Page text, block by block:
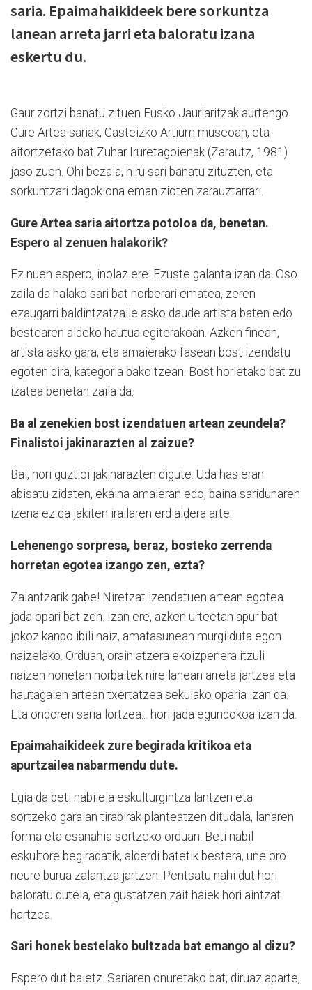
saria. Epaimahaikideek bere sorkuntza
lanean arreta jarri eta baloratu izana
eskertu du.
Gaur zortzi banatu zituen Eusko Jaurlaritzak aurtengo
Gure Artea sariak, Gasteizko Artium museoan, eta
aitortzetako bat Zuhar Iruretagoienak (Zarautz, 1981)
jaso zuen. Ohi bezala, hiru sari banatu zituzten, eta
sorkuntzari dagokiona eman zioten zarauztarrari.
Gure Artea saria aitortza potoloa da, benetan.
Espero al zenuen halakorik?
Ez nuen espero, inolaz ere. Ezuste galanta izan da. Oso
zaila da halako sari bat norberari ematea, zeren
ezaugarri baldintzatzaile asko daude artista baten edo
bestearen aldeko hautua egiterakoan. Azken finean,
artista asko gara, eta amaierako fasean bost izendatu
egoten dira, kategoria bakoitzean. Bost horietako bat zu
izatea benetan zaila da.
Ba al zenekien bost izendatuen artean zeundela?
Finalistoi jakinarazten al zaizue?
Bai, hori guztioi jakinarazten digute. Uda hasieran
abisatu zidaten, ekaina amaieran edo, baina saridunaren
izena ez da jakiten irailaren erdialdera arte.
Lehenengo sorpresa, beraz, bosteko zerrenda
horretan egotea izango zen, ezta?
Zalantzarik gabe! Niretzat izendatuen artean egotea
jada opari bat zen. Izan ere, azken urteetan apur bat
jokoz kanpo ibili naiz, amatasunean murgilduta egon
naizelako. Orduan, orain atzera ekoizpenera itzuli
naizen honetan norbaitek nire lanean arreta jartzea eta
hautagaien artean txertatzea sekulako oparia izan da.
Eta ondoren saria lortzea... hori jada egundokoa izan da.
Epaimahaikideek zure begirada kritikoa eta
apurtzailea nabarmendu dute.
Egia da beti nabilela eskulturgintza lantzen eta
sortzeko garaian tirabirak planteatzen ditudala, lanaren
forma eta esanahia sortzeko orduan. Beti nabil
eskultore begiradatik, alderdi batetik bestera, une oro
neure burua zalantza jartzen. Pentsatu nahi dut hori
baloratu dutela, eta gustatzen zait haiek hori aintzat
hartzea.
Sari honek bestelako bultzada bat emango al dizu?
Espero dut baietz. Sariaren onuretako bat, diruaz aparte,